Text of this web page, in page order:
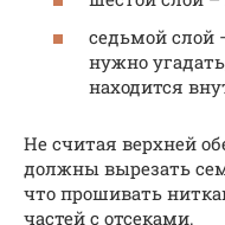
седьмой слой
нужно
находится
Не считая верхней
должны вырезать
что прошивать
частей с отсеками.